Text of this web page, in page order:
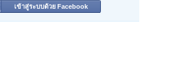
เข้าสู่ระบบด้วย Facebook